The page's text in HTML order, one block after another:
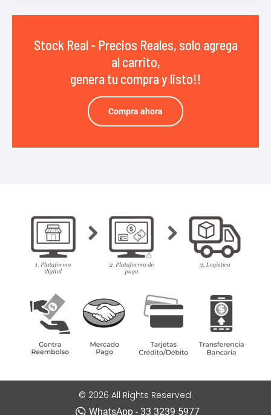
Stock Real - Precios Reales, solo agrega
al carrito,
genera tu compra y listo!!
Compra ahora
© 2026 All Rights Reserved.
WhatsApp - 33 3239 5977